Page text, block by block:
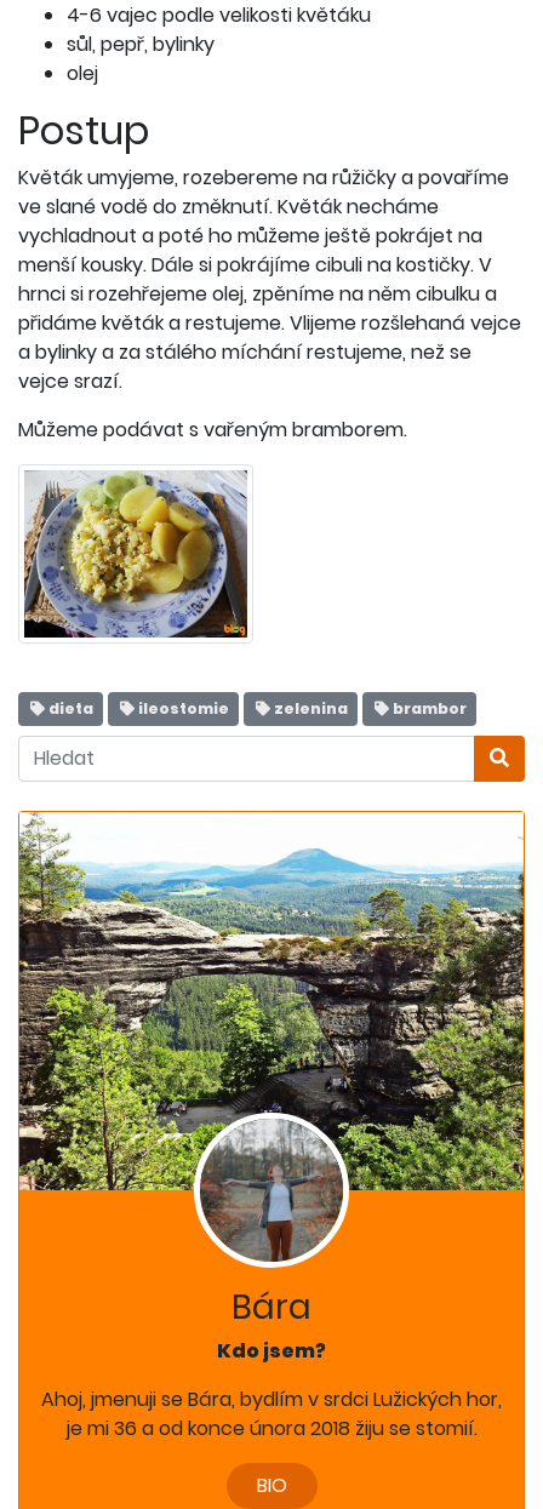
4-6 vajec podle velikosti květáku
sůl, pepř, bylinky
olej
Postup
Květák umyjeme, rozebereme na růžičky a povaříme
ve slané vodě do změknutí. Květák necháme
vychladnout a poté ho můžeme ještě pokrájet na
menší kousky. Dále si pokrájíme cibuli na kostičky. V
hrnci si rozehřejeme olej, zpěníme na něm cibulku a
přidáme květák a restujeme. Vlijeme rozšlehaná vejce
a bylinky a za stálého míchání restujeme, než se
vejce srazí.
Můžeme podávat s vařeným bramborem.
dieta ileostomie zelenina brambor
Bára
Kdo jsem?
Ahoj, jmenuji se Bára, bydlím v srdci Lužických hor,
je mi 36 a od konce února 2018 žiju se stomií.
BIO